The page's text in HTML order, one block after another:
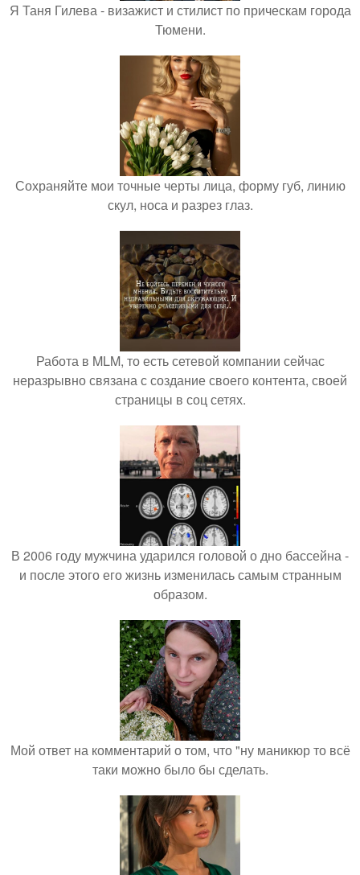
Я Таня Гилева - визажист и стилист по прическам города
Тюмени.
Сохраняйте мои точные черты лица, форму губ, линию
скул, носа и разрез глаз.
Работа в MLM, то есть сетевой компании сейчас
неразрывно связана с создание своего контента, своей
страницы в соц сетях.
В 2006 году мужчина ударился головой о дно бассейна -
и после этого его жизнь изменилась самым странным
образом.
Мой ответ на комментарий о том, что "ну маникюр то всё
таки можно было бы сделать.